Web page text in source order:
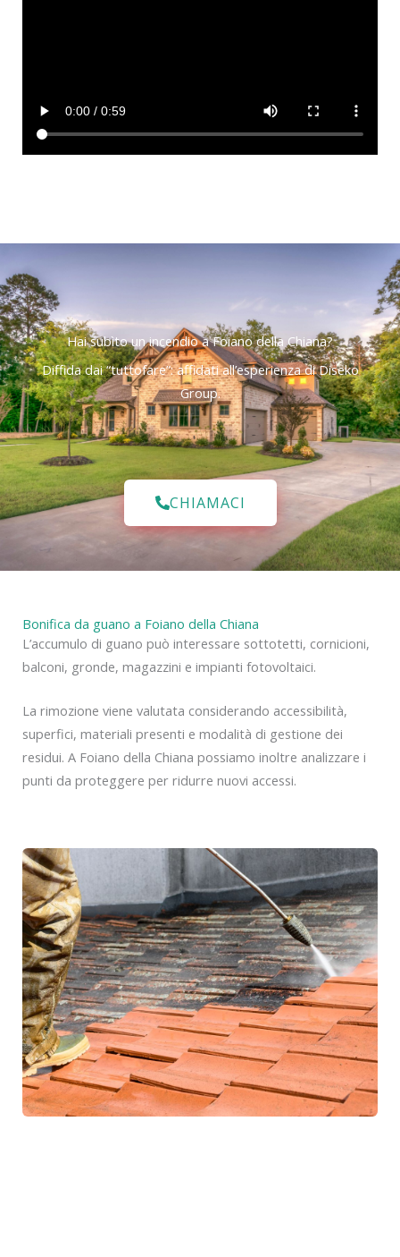
Hai subìto un incendio a Foiano della Chiana?
Diffida dai “tuttofare”: affidati all’esperienza di Diseko
Group.
CHIAMACI
Bonifica da guano a Foiano della Chiana
L’accumulo di guano può interessare sottotetti, cornicioni,
balconi, gronde, magazzini e impianti fotovoltaici.
La rimozione viene valutata considerando accessibilità,
superfici, materiali presenti e modalità di gestione dei
residui. A Foiano della Chiana possiamo inoltre analizzare i
punti da proteggere per ridurre nuovi accessi.